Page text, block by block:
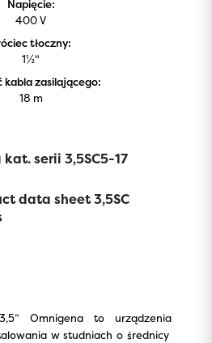
Napięcie:
400 V
tłoczny:
1½"
kabla zasilającego:
18 m
serii 3,5SC5-17
data sheet 3,5SC
Omnigena to urządzenia
w studniach o średnicy